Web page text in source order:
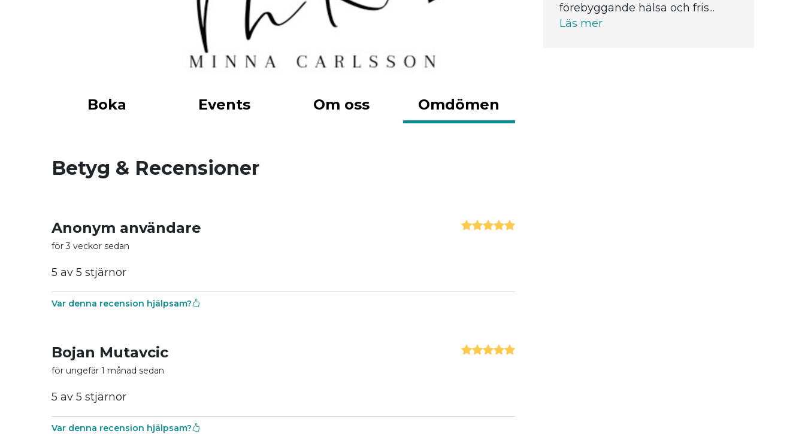
förebyggande hälsa och fris...
Läs mer
Boka Events Om oss Omdömen
Betyg & Recensioner
Anonym användare
för 3 veckor sedan
5 av 5 stjärnor
Var denna recension hjälpsam?
Bojan Mutavcic
för ungefär 1 månad sedan
5 av 5 stjärnor
Var denna recension hjälpsam?